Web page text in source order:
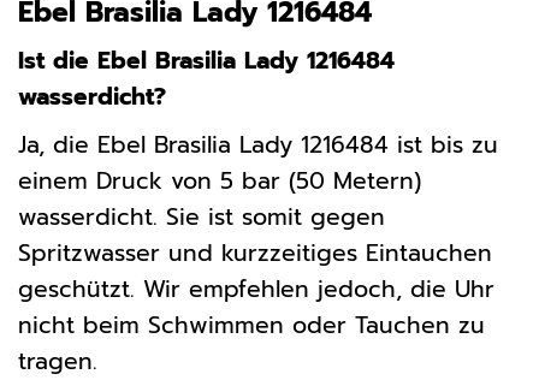
Ebel Brasilia Lady 1216484
Ist die Ebel Brasilia Lady 1216484
wasserdicht?
Ja, die Ebel Brasilia Lady 1216484 ist bis zu
einem Druck von 5 bar (50 Metern)
wasserdicht. Sie ist somit gegen
Spritzwasser und kurzzeitiges Eintauchen
geschützt. Wir empfehlen jedoch, die Uhr
nicht beim Schwimmen oder Tauchen zu
tragen.